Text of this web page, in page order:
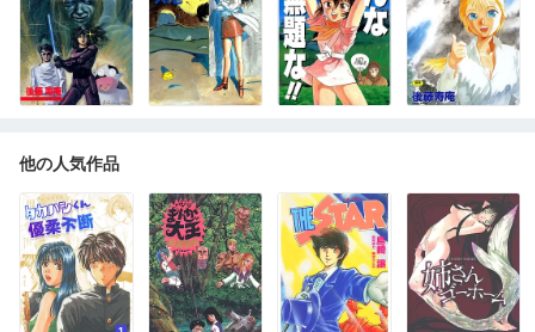
他の人気作品